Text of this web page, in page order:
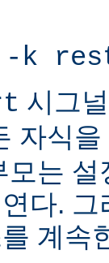
-k
시그
자식
모는
다.
계속